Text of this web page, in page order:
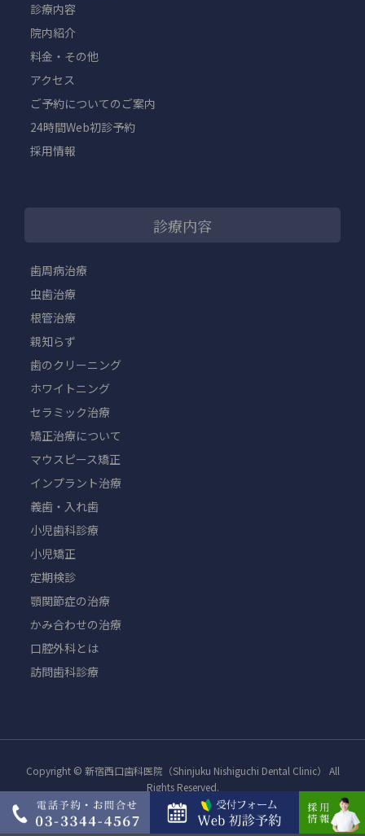
診療内容
院内紹介
料金・その他
アクセス
ご予約についてのご案内
24時間Web初診予約
採用情報
診療内容
歯周病治療
虫歯治療
根管治療
親知らず
歯のクリーニング
ホワイトニング
セラミック治療
矯正治療について
マウスピース矯正
インプラント治療
義歯・入れ歯
小児歯科診療
小児矯正
定期検診
顎関節症の治療
かみ合わせの治療
口腔外科とは
訪問歯科診療
Copyright © 新宿西口歯科医院（Shinjuku Nishiguchi Dental Clinic） All
Rights Reserved.